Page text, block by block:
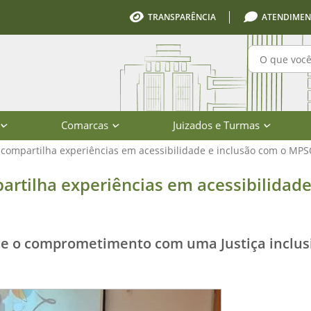
TRANSPARÊNCIA
Comarcas Juizados e Turmas
experiências em acessibilidade e inclusão com o
em acessibilidade e
experiências em
o comprometimento com uma Justiça